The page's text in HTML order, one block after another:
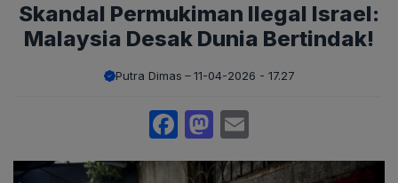
Skandal Permukiman Ilegal Israel:
Malaysia Desak Dunia Bertindak!
Putra Dimas 11-04-2026 - 17.27
Facebook
Mastodon